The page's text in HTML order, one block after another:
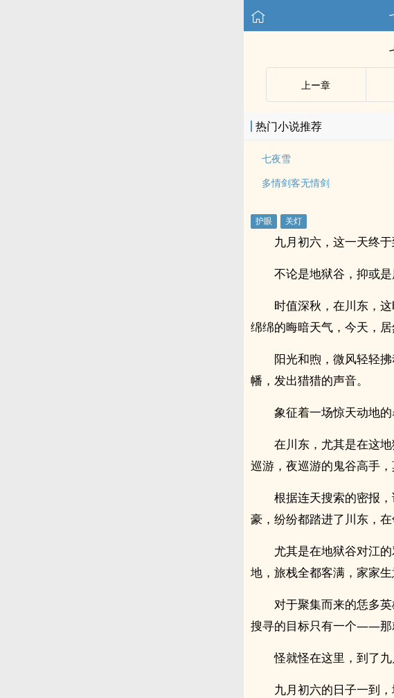
上ー章
热门小说推荐
七夜雪
多情剑客无情剑
九月初六，这一天终于
不论是地狱谷，抑或
时值深秋，在川东，
绵绵的晦暗天气，今天，
阳光和煦，微风轻轻
幡，发出猎猎的声音。
象征着一场惊天动地
在川东，尤其是在这
巡游，夜巡游的鬼谷高手
根据连天搜索的密报
豪，纷纷都踏进了川东，
尤其是在地狱谷对江
地，旅栈全都客满，家家生
对于聚集而来的恁多
搜寻的目标只有一个——那
怪就怪在这里，到了
九月初六的日子一到